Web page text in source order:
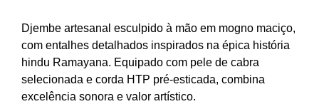
Djembe artesanal esculpido à mão em mogno maciço,
com entalhes detalhados inspirados na épica história
hindu Ramayana. Equipado com pele de cabra
selecionada e corda HTP pré-esticada, combina
excelência sonora e valor artístico.